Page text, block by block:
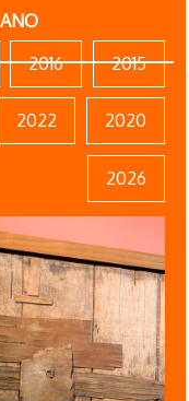
2015
2016
2020
2022
2026